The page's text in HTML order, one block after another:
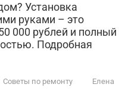
Установка
руками – это
000 рублей и полный
Подробная
Советы по ремонту
Елена